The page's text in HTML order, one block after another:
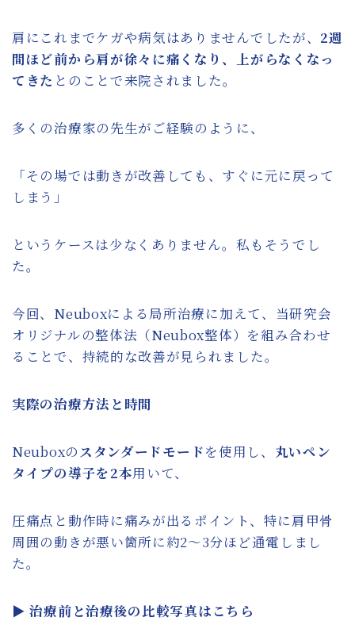
肩にこれまでケガや病気はありませんでしたが、 2週
間ほど前から肩が徐々に痛くなり、上がらなくなっ
てきた とのことで来院されました。
多くの治療家の先生がご経験のように、
「その場では動きが改善しても、すぐに元に戻って
しまう」
というケースは少なくありません。私もそうでし
た。
今回、Neuboxによる局所治療に加えて、当研究会
オリジナルの整体法（Neubox整体）を組み合わせ
ることで、持続的な改善が見られました。
実際の治療方法と時間
Neuboxのスタンダードモードを使用し、 丸いペン
タイプの導子を2本用いて、
圧痛点と動作時に痛みが出るポイント、特に肩甲骨
周囲の動きが悪い箇所に約2〜3分ほど通電しまし
た。
▶治療前と治療後の比較写真はこちら